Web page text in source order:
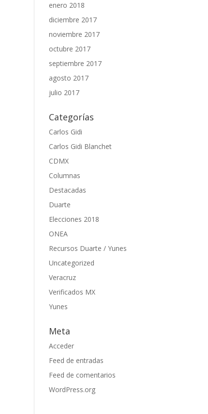
enero 2018
diciembre 2017
noviembre 2017
octubre 2017
septiembre 2017
agosto 2017
julio 2017
Categorías
Carlos Gidi
Carlos Gidi Blanchet
CDMX
Columnas
Destacadas
Duarte
Elecciones 2018
ONEA
Recursos Duarte / Yunes
Uncategorized
Veracruz
Verificados MX
Yunes
Meta
Acceder
Feed de entradas
Feed de comentarios
WordPress.org